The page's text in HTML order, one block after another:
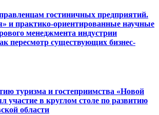
гостиничных предприятий.
и практико-ориентированные научные
менеджмента индустрии
пересмотр существующих бизнес-
туризма и гостеприимства «Новой
участие в круглом столе по развитию
области